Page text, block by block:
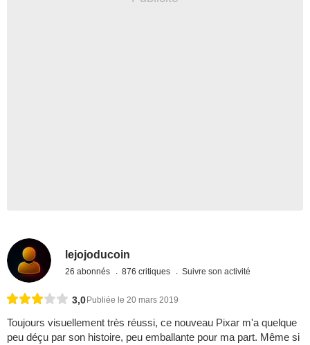
lejojoducoin
26 abonnés 876 critiques Suivre son activité
3,0 Publiée le 20 mars 2019
Toujours visuellement très réussi, ce nouveau Pixar m'a quelque
peu déçu par son histoire, peu emballante pour ma part. Même si